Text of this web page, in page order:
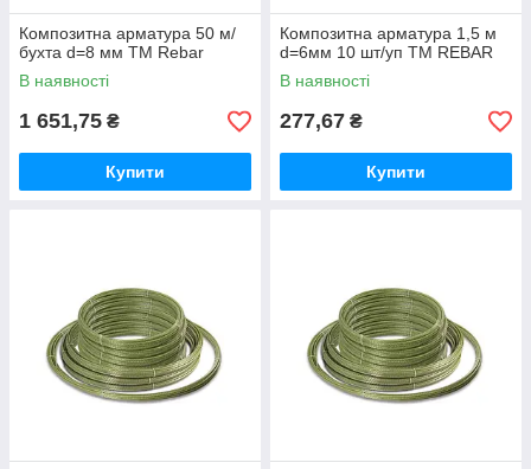
Композитна арматура 50 м/
бухта d=8 мм ТМ Rebar
В наявності
1 651,75 ₴
Купити
Композитна арматура 1,5 м
d=6мм 10 шт/уп ТМ REBAR
В наявності
277,67 ₴
Купити